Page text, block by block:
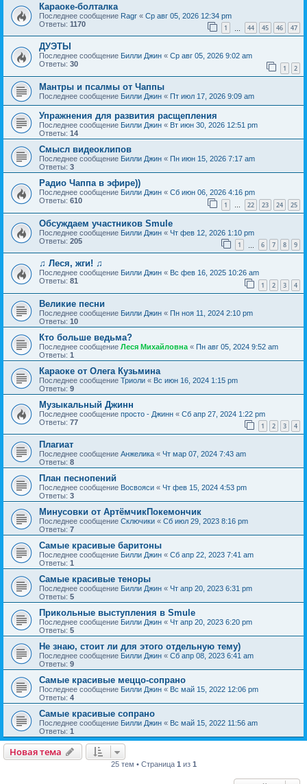
Караоке-болталка
Последнее сообщение Ragr « Ср авг 05, 2026 12:34 pm
Ответы: 1170 1 44 45 46 47
ДУЭТЫ
Последнее сообщение Билли Джин « Ср авг 05, 2026 9:02 am
Ответы: 30 1 2
Мантры и псалмы от Чаппы
Последнее сообщение Билли Джин « Пт июл 17, 2026 9:09 am
Упражнения для развития расщепления
Последнее сообщение Билли Джин « Вт июн 30, 2026 12:51 pm
Ответы: 14
Смысл видеоклипов
Последнее сообщение Билли Джин « Пн июн 15, 2026 7:17 am
Ответы: 3
Радио Чаппа в эфире))
Последнее сообщение Билли Джин « Сб июн 06, 2026 4:16 pm
Ответы: 610 1 … 22 23 24 25
Обсуждаем участников Smule
Последнее сообщение Билли Джин « Чт фев 12, 2026 1:10 pm
Ответы: 205 1 6 7 8 9
♫ Леся, жги! ♫
Последнее сообщение Билли Джин « Вс фев 16, 2025 10:26 am
Ответы: 81 1 2 3 4
Великие песни
Последнее сообщение Билли Джин « Пн ноя 11, 2024 2:10 pm
Ответы: 10
Кто больше ведьма?
Последнее сообщение Леся Михайловна « Пн авг 05, 2024 9:52 am
Ответы: 1
Караоке от Олега Кузьмина
Последнее сообщение Триоли « Вс июн 16, 2024 1:15 pm
Ответы: 9
Музыкальный Джинн
Последнее сообщение просто - Джинн « Сб апр 27, 2024 1:22 pm
Ответы: 77 1 2 3 4
Плагиат
Последнее сообщение Анжелика « Чт мар 07, 2024 7:43 am
Ответы: 8
План песнопений
Последнее сообщение Восвояси « Чт фев 15, 2024 4:53 pm
Ответы: 3
Минусовки от АртёмчикПокемончик
Последнее сообщение Сключики « Сб июл 29, 2023 8:16 pm
Ответы: 7
Самые красивые баритоны
Последнее сообщение Билли Джин « Сб апр 22, 2023 7:41 am
Ответы: 1
Самые красивые теноры
Последнее сообщение Билли Джин « Чт апр 20, 2023 6:31 pm
Ответы: 5
Прикольные выступления в Smule
Последнее сообщение Билли Джин « Чт апр 20, 2023 6:20 pm
Ответы: 5
Не знаю, стоит ли для этого отдельную тему)
Последнее сообщение Билли Джин « Сб апр 08, 2023 6:41 am
Ответы: 9
Самые красивые меццо-сопрано
Последнее сообщение Билли Джин « Вс май 15, 2022 12:06 pm
Ответы: 4
Самые красивые сопрано
Последнее сообщение Билли Джин « Вс май 15, 2022 11:56 am
Ответы: 1
Новая тема
25 тем • Страница 1из 1